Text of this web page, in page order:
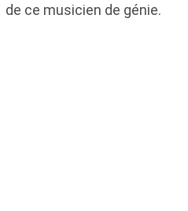
de ce musicien de génie.